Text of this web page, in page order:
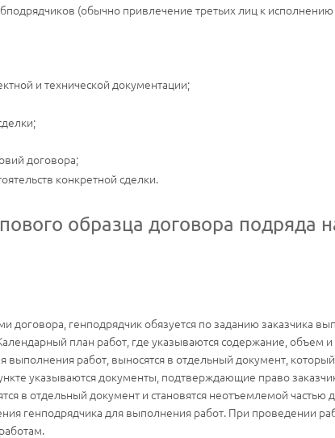
(обычно привлечение третьих лиц к
и технической документации;
договора;
конкретной сделки.
образца договора подряда
договора, генподрядчик обязуется по заданию заказчика
план работ, где указываются содержание, объем
работ, выносятся в отдельный документ,
указываются документы, подтверждающие право
в отдельный документ и становятся неотъемлемой частью
генподрядчика для выполнения работ. При проведении